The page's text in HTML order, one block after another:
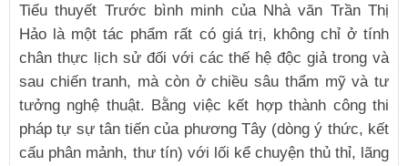
Tiểu thuyết Trước bình minh của Nhà văn Trần Thị
Hảo là một tác phẩm rất có giá trị, không chỉ ở tính
chân thực lịch sử đối với các thế hệ độc giả trong và
sau chiến tranh, mà còn ở chiều sâu thẩm mỹ và tư
tưởng nghệ thuật. Bằng việc kết hợp thành công thi
pháp tự sự tân tiến của phương Tây (dòng ý thức, kết
cấu phân mảnh, thư tín) với lối kể chuyện thủ thỉ, lãng